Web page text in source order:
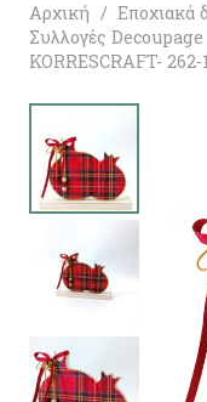
Αρχική / Εποχιακά
Συλλογές Decoupage
KORRESCRAFT-